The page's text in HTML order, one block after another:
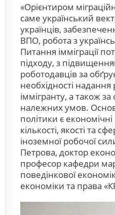
«Орієнтиром
саме український
українців,
ВПО, робота з
Питання імміграції
підходу, з
роботодавців за
необхідності надання
іммігранту, а також
належних умов.
політики є
кількості, якості та
іноземної робочої
Петрова, доктор
професор кафедри
поведінкової
економіки та права